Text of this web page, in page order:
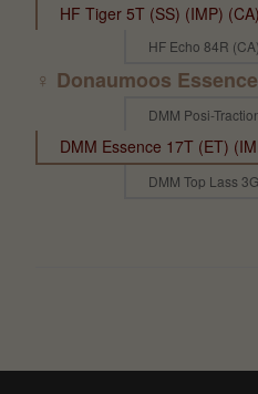
HF Tiger 5T (SS) (IMP) (CA)
HF Echo 84R (CA)
♀ Donaumoos
DMM Posi-
DMM Essence 17T (ET)
DMM Top Lass